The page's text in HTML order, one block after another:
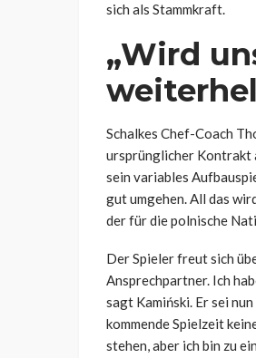
sich als Stammkraft.
„Wird
Schalkes Chef-Coach
ursprünglicher Kontrakt
sein variables
gut umgehen. All das
der für die polnische
Der Spieler freut sich
Ansprechpartner. Ich
sagt Kamiński. Er sei
kommende Spielzeit
stehen, aber ich bin zu